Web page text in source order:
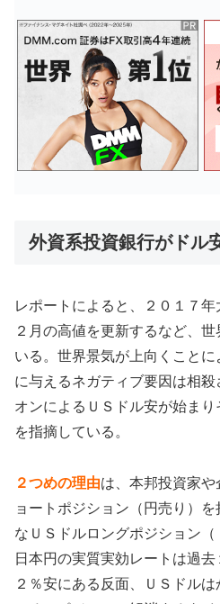
外資系投資銀行がドル
レポートによると、２０１７年
２月の高値を更新するなど、
いる。世界景気が上向くこと
に与えるネガティブ要因は相
オンによるＵＳドル安が始まり
を指摘している。
２つめの理由は、本邦投資家
ョートポジション（円売り）
なＵＳドルロングポジション（
日本円の実質実効レートは過去
２％安にある反面、ＵＳドル